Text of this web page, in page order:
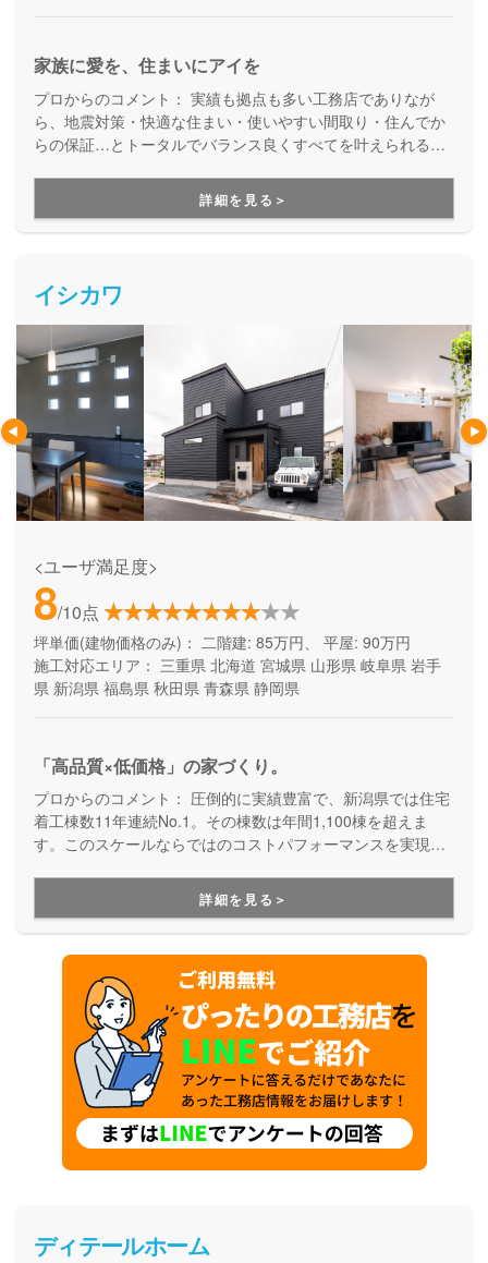
家族に愛を、住まいにアイを
プロからのコメント： 実績も拠点も多い工務店でありなが
ら、地震対策・快適な住まい・使いやすい間取り・住んでか
らの保証…とトータルでバランス良くすべてを叶えられる家
用できる間取り提案も得意なので、末長く安心して暮らせる
住まいをお求めの方、安心できるプロにまるっとお任せした
い方にもお勧めしています。
詳細を見る＞
イシカワ
<ユーザ満足度>
8/10点
坪単価(建物価格のみ)： 二階建: 85万円、 平屋: 90万円
施工対応エリア： 三重県 北海道 宮城県 山形県 岐阜県 岩手
県 新潟県 福島県 秋田県 青森県 静岡県
「高品質×低価格」の家づくり。
プロからのコメント： 圧倒的に実績豊富で、新潟県では住宅
着工棟数11年連続No.1。その棟数は年間1,100棟を超えま
す。このスケールならではのコストパフォーマンスを実現
す。不動産情報も多彩だから土地探しもお任せ。土地探し・
資金計画から性能・デザイン、建てた後の保証・アフターサ
ポートまで安心してお任せいただけます。
詳細を見る＞
ディテールホーム